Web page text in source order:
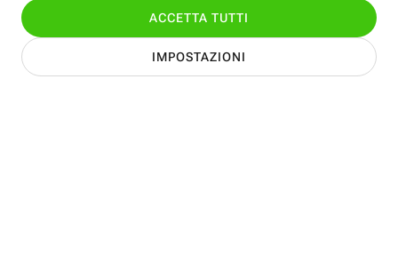
parla gratis con i nostri consulenti!
TI CHIAMIAMO GRATIS